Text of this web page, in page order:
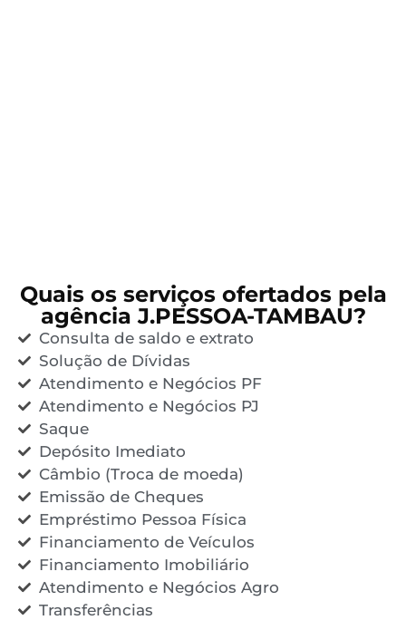
Quais os serviços ofertados pela
agência J.PESSOA-TAMBAU?
Consulta de saldo e extrato
Solução de Dívidas
Atendimento e Negócios PF
Atendimento e Negócios PJ
Saque
Depósito Imediato
Câmbio (Troca de moeda)
Emissão de Cheques
Empréstimo Pessoa Física
Financiamento de Veículos
Financiamento Imobiliário
Atendimento e Negócios Agro
Transferências